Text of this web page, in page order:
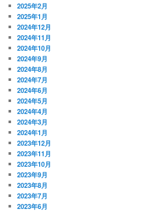
2025年2月
2025年1月
2024年12月
2024年11月
2024年10月
2024年9月
2024年8月
2024年7月
2024年6月
2024年5月
2024年4月
2024年3月
2024年1月
2023年12月
2023年11月
2023年10月
2023年9月
2023年8月
2023年7月
2023年6月